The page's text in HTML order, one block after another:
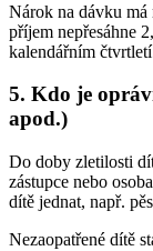
Nárok na dávku má
příjem nepřesáhne
kalendářním
5. Kdo je
apod.)
Do doby zletilosti
zástupce nebo
dítě jednat, např.
Nezaopatřené dítě